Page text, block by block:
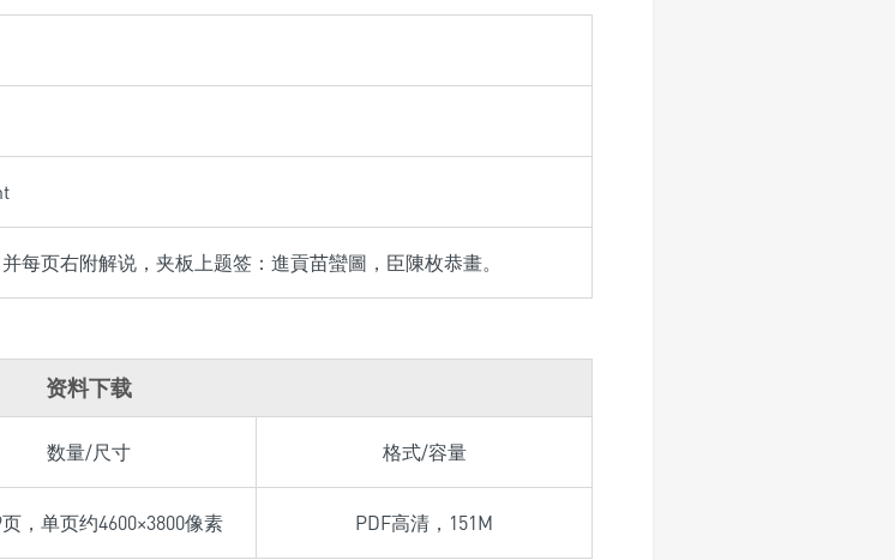
每页右附解说，夹板上题签：進貢苗蠻圖，臣陳枚恭畫。
资料下载
数量/尺寸 格式/容量
页，单页约4600×3800像素 PDF高清，151M